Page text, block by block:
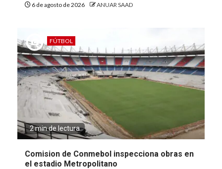
6 de agosto de 2026 ANUAR SAAD
FÚTBOL
2 min de lectura
Comision de Conmebol inspecciona obras en
el estadio Metropolitano